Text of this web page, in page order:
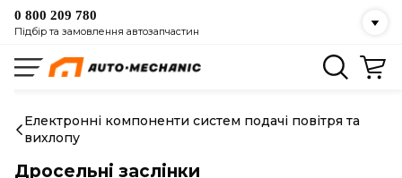
0 800 209 780
Підбір та замовлення автозапчастин
Електронні компоненти систем подачі повітря та
вихлопу
Дросельні заслінки